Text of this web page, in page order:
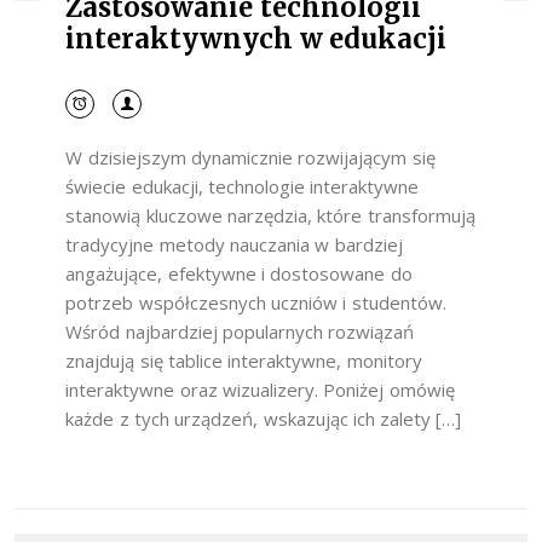
Zastosowanie technologii
interaktywnych w edukacji
W dzisiejszym dynamicznie rozwijającym się
świecie edukacji, technologie interaktywne
stanowią kluczowe narzędzia, które transformują
tradycyjne metody nauczania w bardziej
angażujące, efektywne i dostosowane do
potrzeb współczesnych uczniów i studentów.
Wśród najbardziej popularnych rozwiązań
znajdują się tablice interaktywne, monitory
interaktywne oraz wizualizery. Poniżej omówię
każde z tych urządzeń, wskazując ich zalety […]